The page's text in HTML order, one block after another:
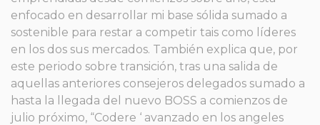
enfocado en desarrollar mi base sólida sumado a
sostenible para restar a competir tais como líderes
en los dos sus mercados. También explica que, por
este periodo sobre transición, tras una salida de
aquellas anteriores consejeros delegados sumado a
hasta la llegada del nuevo BOSS a comienzos de
julio próximo, “Codere ‘ avanzado en los angeles